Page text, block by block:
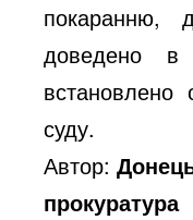
покаранню,
доведено в
встановлено
суду.
Автор:
прокуратура